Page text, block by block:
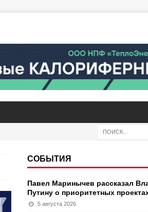
СОБЫТИЯ
Павел Маринычев рассказал
Путину о приоритетных
5 августа 2026